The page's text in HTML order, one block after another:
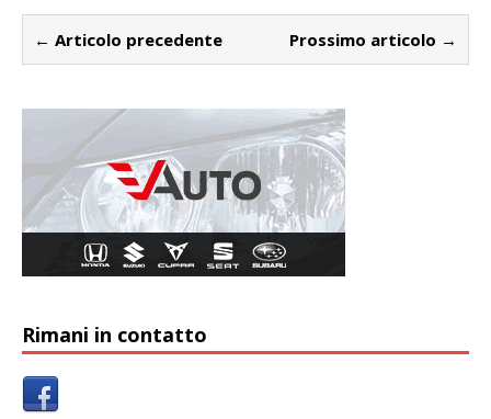
← Articolo precedente Prossimo articolo →
Rimani in contatto